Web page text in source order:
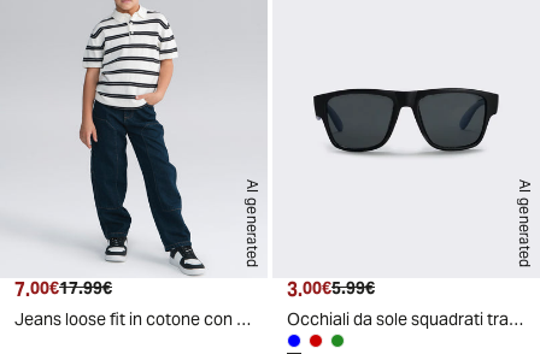
AI generated
Prezzo attuale
7.00€ Prezzo originale
17.99€
Jeans loose fit in cotone con etichetta - Denim
AI generated
Prezzo attuale
3.00€ Prezzo originale
5.99€
Occhiali da sole squadrati trasparenti - Blu navy